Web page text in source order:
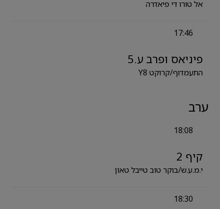
אל טורו די פיאדרה
17:46
פיניאס ופרב ע.5
התעמדוף/קרוקט Y8
ערב
18:08
קיף 2
י.מ.ע.ש/בוקר טוב טייבל טאון
18:30